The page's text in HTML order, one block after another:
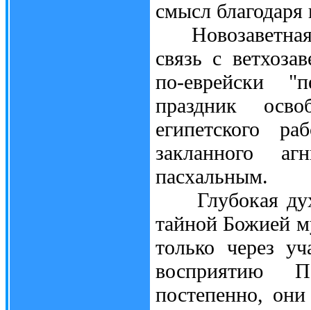
смысл
Новозаветная
связь с
по-еврейски
праздник
египетского
закланного
пасхальным.
Глубокая
тайной Божией
только через
восприятию
постепенно,